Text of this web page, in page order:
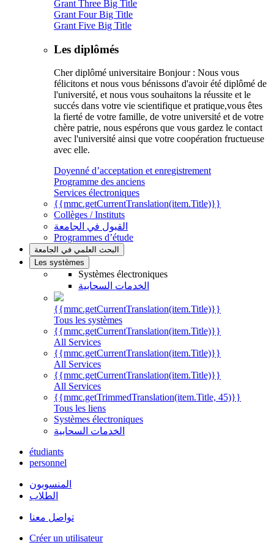
Grant Three Big Title
Grant Four Big Title
Grant Five Big Title
Les diplômés
Cher diplômé universitaire Bonjour : Nous vous
félicitons et nous vous bénissons d'avoir été diplômé de
l'université, et nous vous souhaitons la réussite et le
succés dans votre vie scientifique et pratique,vous êtes
la fierté de votre famille, de votre université et de votre
chère patrie, nous espérons que vous gardez le contact
avec l'université ainsi que votre coopération fructueuse
avec elle.
Doyenné d’acceptation et enregistrement
Programme des anciens
Services électroniques
{{mmc.getCurrentTranslation(item.Title)}}
Collèges / Instituts
القبول في الجامعة
Programmes d’étude
البحث العلمي في الجامعة
Les systèmes
Systèmes électroniques
الخدمات السحابية
{{mmc.getCurrentTranslation(item.Title)}}
Tous les systèmes
{{mmc.getCurrentTranslation(item.Title)}}
All Services
{{mmc.getCurrentTranslation(item.Title)}}
All Services
{{mmc.getCurrentTranslation(item.Title)}}
All Services
{{mmc.getTrimmedTranslation(item.Title, 45)}}
Tous les liens
Systèmes électroniques
الخدمات السحابية
étudiants
personnel
المنسوبون
الطلاب
تواصل معنا
Créer un utilisateur